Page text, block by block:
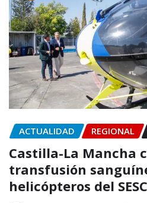
ACTUALIDAD REGIONAL
Castilla-La Mancha
transfusión
helicópteros del